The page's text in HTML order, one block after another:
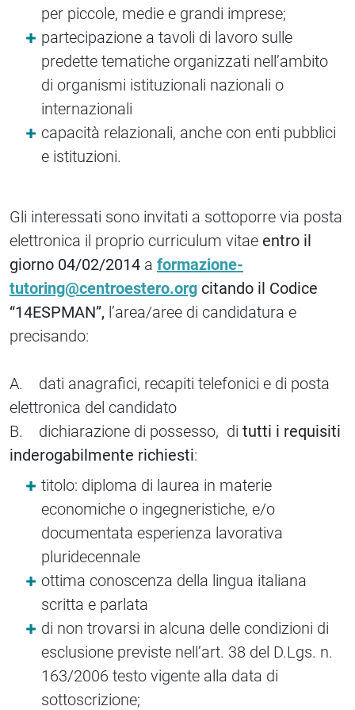
per piccole, medie e grandi imprese;
partecipazione a tavoli di lavoro sulle
predette tematiche organizzati nell’ambito
di organismi istituzionali nazionali o
internazionali
capacità relazionali, anche con enti pubblici
e istituzioni.
Gli interessati sono invitati a sottoporre via posta
elettronica il proprio curriculum vitae entro il
giorno 04/02/2014 a formazione-
tutoring@centroestero.org citando il Codice
“14ESPMAN”, l’area/aree di candidatura e
precisando:
A. dati anagrafici, recapiti telefonici e di posta
elettronica del candidato
B. dichiarazione di possesso, di tutti i requisiti
inderogabilmente richiesti:
titolo: diploma di laurea in materie
economiche o ingegneristiche, e/o
documentata esperienza lavorativa
pluridecennale
ottima conoscenza della lingua italiana
scritta e parlata
di non trovarsi in alcuna delle condizioni di
esclusione previste nell’art. 38 del D.Lgs. n.
163/2006 testo vigente alla data di
sottoscrizione;